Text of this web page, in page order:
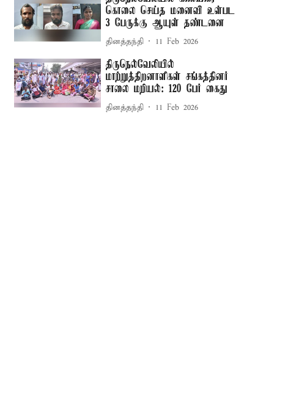
கொலை செய்த மனைவி உள்பட
3 பேருக்கு ஆயுள் தண்டனை
தினத்தந்தி 11 Feb 2026
திருநெல்வேலியில்
மாற்றுத்திறனாளிகள் சங்கத்தினர்
சாலை மறியல்: 120 பேர் கைது
தினத்தந்தி 11 Feb 2026